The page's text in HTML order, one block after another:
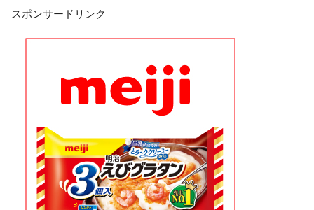
スポンサードリンク